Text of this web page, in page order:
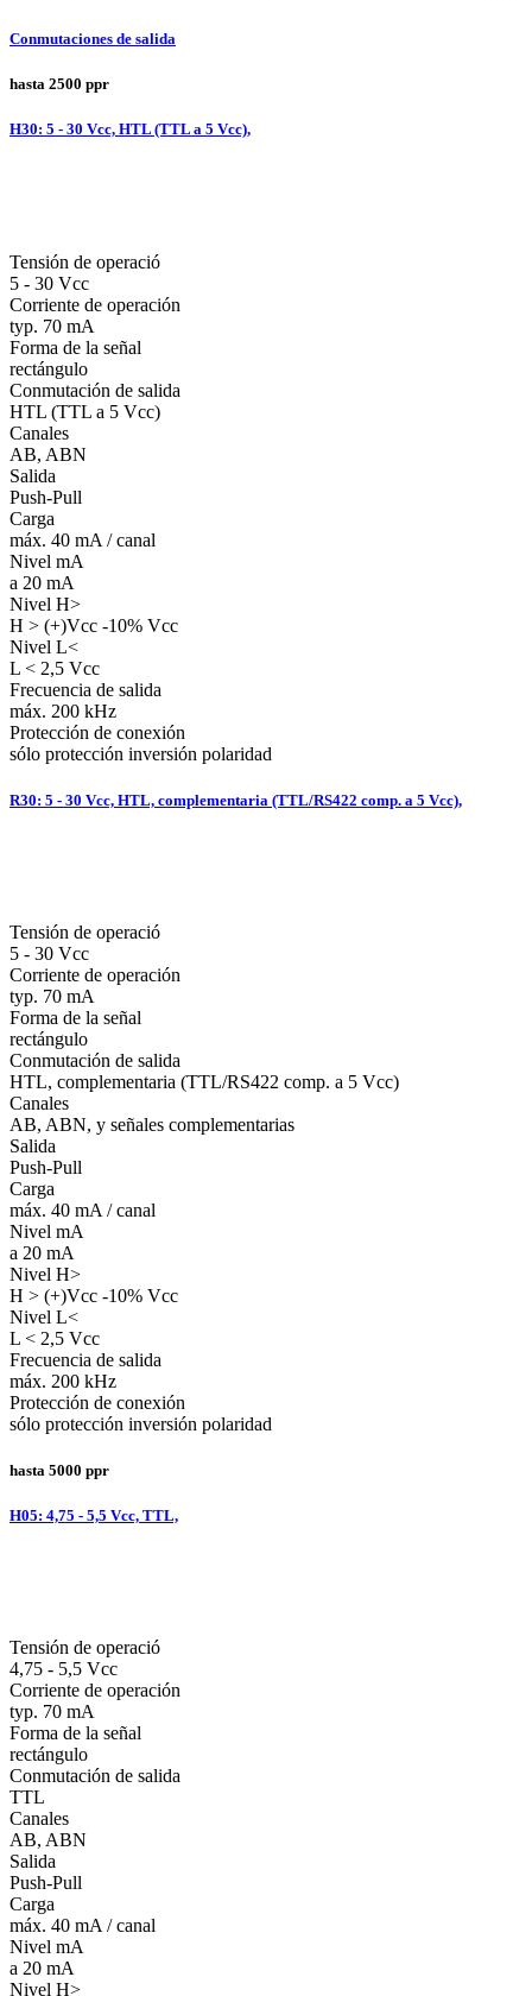
Conmutaciones de salida
hasta 2500 ppr
H30: 5 - 30 Vcc, HTL (TTL a 5 Vcc),
Tensión de operació
5 - 30 Vcc
Corriente de operación
typ. 70 mA
Forma de la señal
rectángulo
Conmutación de salida
HTL (TTL a 5 Vcc)
Canales
AB, ABN
Salida
Push-Pull
Carga
máx. 40 mA / canal
Nivel mA
a 20 mA
Nivel H>
H > (+)Vcc -10% Vcc
Nivel L<
L < 2,5 Vcc
Frecuencia de salida
máx. 200 kHz
Protección de conexión
sólo protección inversión polaridad
R30: 5 - 30 Vcc, HTL, complementaria (TTL/RS422 comp. a 5 Vcc),
Tensión de operació
5 - 30 Vcc
Corriente de operación
typ. 70 mA
Forma de la señal
rectángulo
Conmutación de salida
HTL, complementaria (TTL/RS422 comp. a 5 Vcc)
Canales
AB, ABN, y señales complementarias
Salida
Push-Pull
Carga
máx. 40 mA / canal
Nivel mA
a 20 mA
Nivel H>
H > (+)Vcc -10% Vcc
Nivel L<
L < 2,5 Vcc
Frecuencia de salida
máx. 200 kHz
Protección de conexión
sólo protección inversión polaridad
hasta 5000 ppr
H05: 4,75 - 5,5 Vcc, TTL,
Tensión de operació
4,75 - 5,5 Vcc
Corriente de operación
typ. 70 mA
Forma de la señal
rectángulo
Conmutación de salida
TTL
Canales
AB, ABN
Salida
Push-Pull
Carga
máx. 40 mA / canal
Nivel mA
a 20 mA
Nivel H>